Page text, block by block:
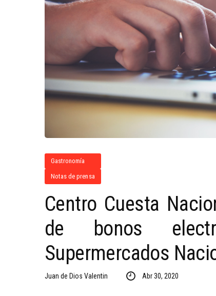
Gastronomía
Notas de prensa
Centro Cuesta
de bonos
Supermercados
Juan de Dios Valentin Abr 30, 2020